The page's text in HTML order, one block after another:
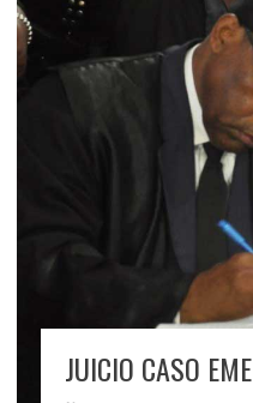
JUICIO CASO